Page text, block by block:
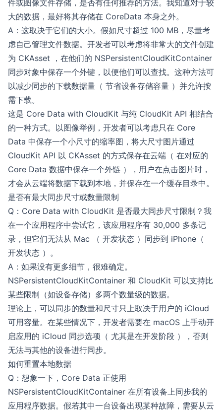
件或图像文件存储，是否有任何推荐的方法。我知道对于较
大的数据，最好将其存储在 CoreData 本身之外。
A：这取决于它们的大小。假如尺寸超过 100 MB，尽量考
虑自己管理文件数据。开发者可以考虑将非常大的文件创建
为 CKAsset ，在他们的 NSPersistentCloudKitContainer
同步对象中保存一个外键，以便他们可以查找。这种方法可
以减少同步的下载数据量（ 节省设备存储容量 ）并允许按
需下载。
这是 Core Data with CloudKit 与纯 CloudKit API 相结合
的一种方式。以图像举例，开发者可以考虑只在 Core
Data 中保存一个小尺寸的缩率图，将大尺寸图片通过
CloudKit API 以 CKAsset 的方式保存在云端（ 在对应的
Core Data 数据中保存一个外链 ），用户在点击图片时，
才会从云端将数据下载到本地，并保存在一个缓存目录中。
是否有最大同步尺寸或数量限制
Q：Core Data with CloudKit 是否最大同步尺寸限制？我
在一个应用程序中尝试它，该应用程序有 30,000 多条记
录，但它们无法从 Mac （ 开发状态 ）同步到 iPhone（
开发状态 ）。
A：如果没有更多细节，很难确定。
NSPersistentCloudKitContainer 和 CloudKit 可以支持比
某些限制（如设备存储）多两个数量级的数据。
理论上，可以同步的数量和尺寸只上取决于用户的 iCloud
可用容量。在某些情况下，开发者需要在 macOS 上手动开
启应用的 iCloud 同步选项（ 尤其是在开发阶段 ），否则
无法与其他的设备进行同步。
如何重置本地数据
Q：想象一下，Core Data 正使用
NSPersistentCloudKitContainer 在所有设备上同步我的
应用程序数据。假若其中一台设备出现某种故障，需要从云